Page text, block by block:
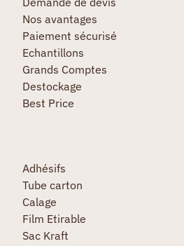
Nos avantages
Paiement sécurisé
Echantillons
Grands Comptes
Destockage
Best Price
Adhésifs
Tube carton
Calage
Film Etirable
Sac Kraft